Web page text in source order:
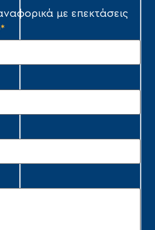
με επεκτάσεις